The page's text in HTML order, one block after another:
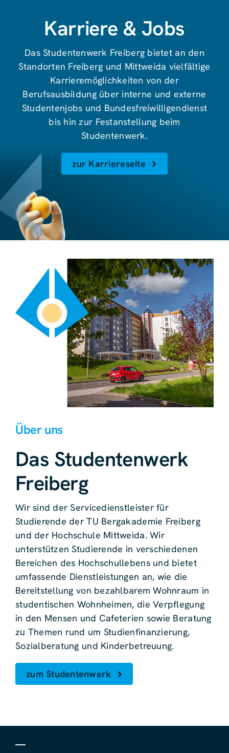
Karriere & Jobs
Das Studentenwerk Freiberg bietet an den
Standorten Freiberg und Mittweida vielfältige
Karrieremöglichkeiten von der
Berufsausbildung über interne und externe
Studentenjobs und Bundesfreiwilligendienst
bis hin zur Festanstellung beim
Studentenwerk.
zur Karriereseite
Über uns
Das Studentenwerk
Freiberg
Wir sind der Servicedienstleister für
Studierende der TU Bergakademie Freiberg
und der Hochschule Mittweida. Wir
unterstützen Studierende in verschiedenen
Bereichen des Hochschullebens und bietet
umfassende Dienstleistungen an, wie die
Bereitstellung von bezahlbarem Wohnraum in
studentischen Wohnheimen, die Verpflegung
in den Mensen und Cafeterien sowie Beratung
zu Themen rund um Studienfinanzierung,
Sozialberatung und Kinderbetreuung.
zum Studentenwerk